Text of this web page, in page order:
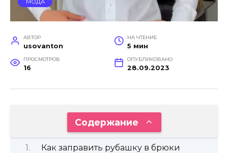
АВТОР
usovanton
НА ЧТЕНИЕ
5 мин
ПРОСМОТРОВ
16
ОПУБЛИКОВАНО
28.09.2023
Содержание
Как заправить рубашку в брюки